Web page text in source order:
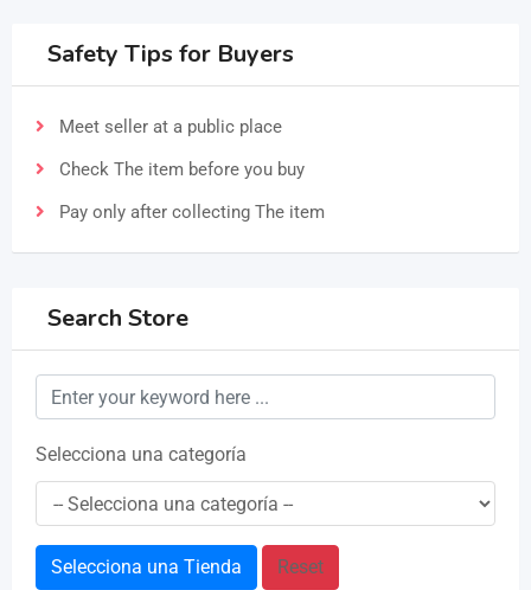
Safety Tips for Buyers
Meet seller at a public place
Check The item before you buy
Pay only after collecting The item
Search Store
Selecciona una categoría
Selecciona una Tienda Reset